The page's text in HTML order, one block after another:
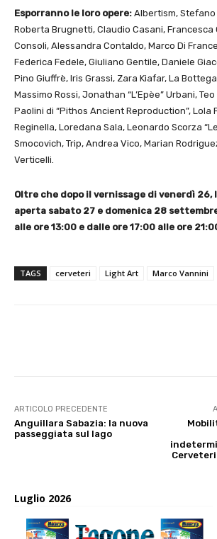
Esporranno le loro opere: Albertism, Stefano
Roberta Brugnetti, Claudio Casani, Francesca
Consoli, Alessandra Contaldo, Marco Di
Federica Fedele, Giuliano Gentile, Daniele
Pino Giuffrè, Iris Grassi, Zara Kiafar, La
Massimo Rossi, Jonathan “L’Epèe” Urbani,
Paolini di “Pithos Ancient Reproduction”, Lola
Reginella, Loredana Sala, Leonardo Scorza
Smocovich, Trip, Andrea Vico, Marian
Verticelli.
Oltre che dopo il vernissage di venerdì 26,
aperta sabato 27 e domenica 28
alle ore 13:00 e dalle ore 17:00 alle ore
TAGS cerveteri Light Art Marco Vannini
ARTICOLO PRECEDENTE
Anguillara Sabazia: la nuova
passeggiata sul lago
Luglio 2026